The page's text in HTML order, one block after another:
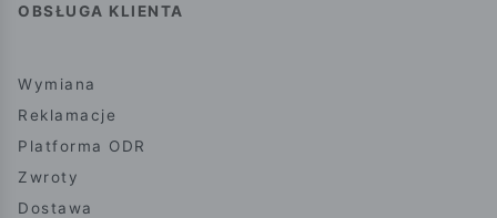
OBSŁUGA KLIENTA
Wymiana
Reklamacje
Platforma ODR
Zwroty
Dostawa